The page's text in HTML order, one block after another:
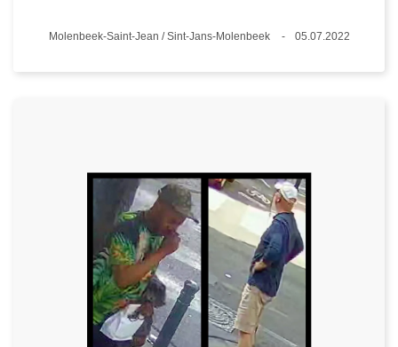
Standort
Molenbeek-Saint-Jean / Sint-Jans-Molenbeek
05.07.2022